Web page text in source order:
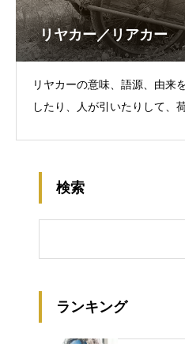
リヤカー／リアカー
リヤカーの意味、語源、由来
したり、人が引いたりして、
検索
ランキング